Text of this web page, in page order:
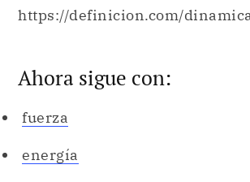
https://definicion.com/
Ahora sigue con:
fuerza
energía